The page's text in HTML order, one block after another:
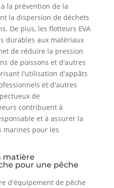
la prévention de la
la dispersion de déchets
De plus, les flotteurs EVA
durables aux matériaux
de réduire la pression
de poissons et d'autres
l'utilisation d'appâts
et d'autres
de
contribuent à
et à assurer la
marines pour les
matière
pour une pêche
d'équipement de pêche